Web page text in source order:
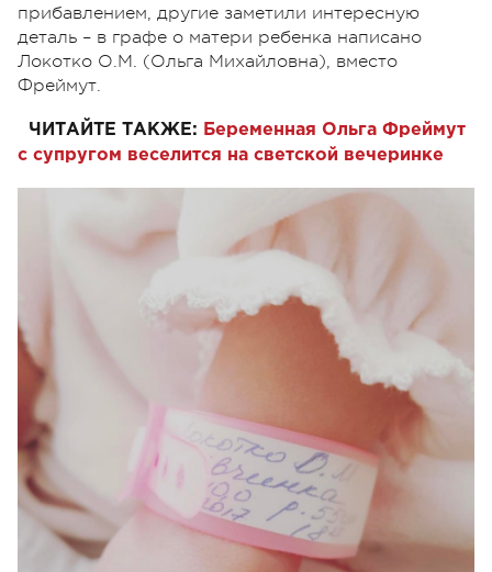
прибавлением, другие заметили интересную
деталь – в графе о матери ребенка написано
Локотко О.М. (Ольга Михайловна), вместо
Фреймут.
ЧИТАЙТЕ ТАКЖЕ: Беременная Ольга Фреймут
с супругом веселится на светской вечеринке